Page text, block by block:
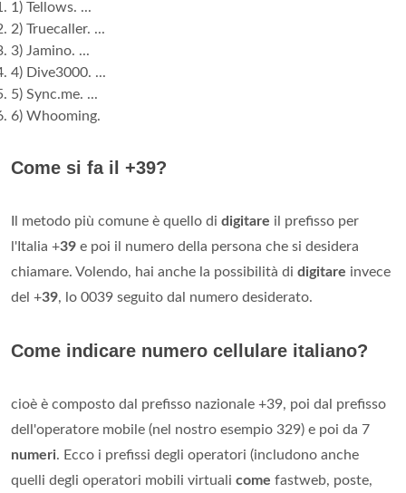
1) Tellows. ...
2) Truecaller. ...
3) Jamino. ...
4) Dive3000. ...
5) Sync.me. ...
6) Whooming.
Come si fa il +39?
Il metodo più comune è quello di digitare il prefisso per
l'Italia +39 e poi il numero della persona che si desidera
chiamare. Volendo, hai anche la possibilità di digitare invece
del +39, lo 0039 seguito dal numero desiderato.
Come indicare numero cellulare italiano?
cioè è composto dal prefisso nazionale +39, poi dal prefisso
dell'operatore mobile (nel nostro esempio 329) e poi da 7
numeri. Ecco i prefissi degli operatori (includono anche
quelli degli operatori mobili virtuali come fastweb, poste,